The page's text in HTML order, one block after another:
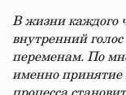
В жизни каждого
внутренний
переменам. По
именно принятие